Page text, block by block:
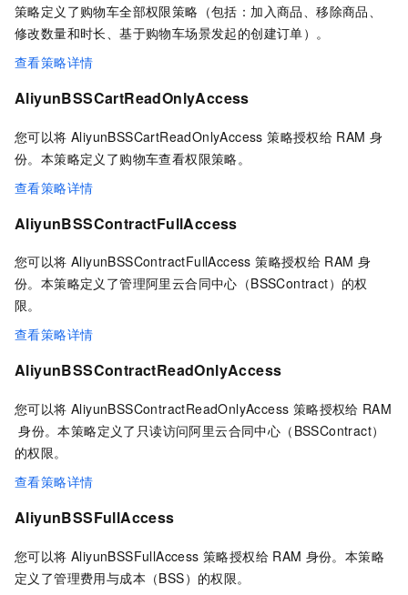
策略定义了购物车全部权限策略（包括：加入商品、移除商品、
修改数量和时长、基于购物车场景发起的创建订单）。
查看策略详情
AliyunBSSCartReadOnlyAccess
您可以将 AliyunBSSCartReadOnlyAccess 策略授权给 RAM 身
份。本策略定义了购物车查看权限策略。
查看策略详情
AliyunBSSContractFullAccess
您可以将 AliyunBSSContractFullAccess 策略授权给 RAM 身
份。本策略定义了管理阿里云合同中心（BSSContract）的权
限。
查看策略详情
AliyunBSSContractReadOnlyAccess
您可以将 AliyunBSSContractReadOnlyAccess 策略授权给 RAM
身份。本策略定义了只读访问阿里云合同中心（BSSContract）
的权限。
查看策略详情
AliyunBSSFullAccess
您可以将 AliyunBSSFullAccess 策略授权给 RAM 身份。本策略
定义了管理费用与成本（BSS）的权限。